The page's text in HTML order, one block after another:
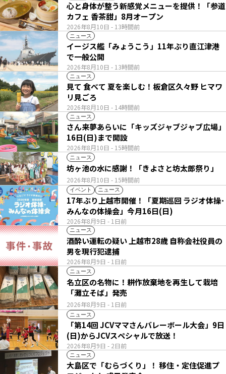
2026年8月10日 - 13時間前
心と身体が整う新感覚メニューを提供！「参道
カフェ 香茶甜」8月オープン
ニュース
2026年8月10日 - 13時間前
イージス艦「みょうこう」11年ぶり直江津港
で一般公開
ニュース
2026年8月10日 - 14時間前
見て 食べて 夏を楽しむ！板倉区久々野 ヒマワ
リ見ごろ
ニュース
2026年8月10日 - 15時間前
さん来夢あらいに「キッズジャブジャブ広場」
16日(日)まで開設
ニュース
2026年8月10日 - 15時間前
坊ヶ池の水に感謝！「きよさと坊太郎祭り」
イベント ニュース
2026年8月9日 - 1日前
17年ぶり上越市開催！「夏期巡回 ラジオ体操･
みんなの体操会」今月16日(日)
ニュース
2026年8月9日 - 1日前
酒酔い運転の疑い 上越市28歳 自称会社役員の
男を現行犯逮捕
ニュース
2026年8月9日 - 1日前
名立区の名物に！耕作放棄地を再生して栽培
「灘立そば」発売
ニュース
2026年8月9日 - 2日前
「第14回 JCVママさんバレーボール大会」9日
(日)からJCVスペシャルで放送！
ニュース
大島区で「むらづくり」！ 移住・定住促進プ